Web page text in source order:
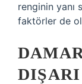
renginin yanı
faktörler de